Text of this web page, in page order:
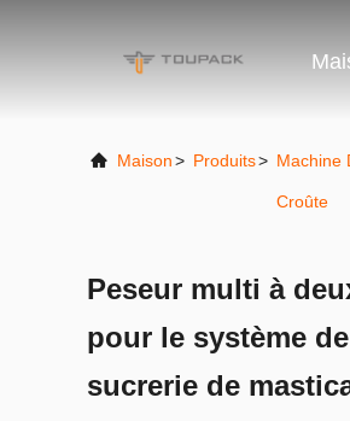
Maison> Produits> Machine
Croûte
Peseur multi à
pour le système
sucrerie de